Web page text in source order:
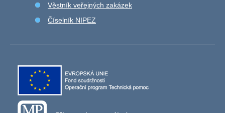
Věstník veřejných zakázek
Číselník NIPEZ